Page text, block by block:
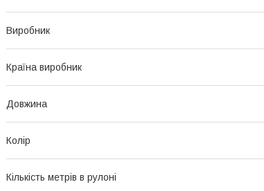
Виробник
Країна виробник
Довжина
Колір
Кількість метрів в рулоні